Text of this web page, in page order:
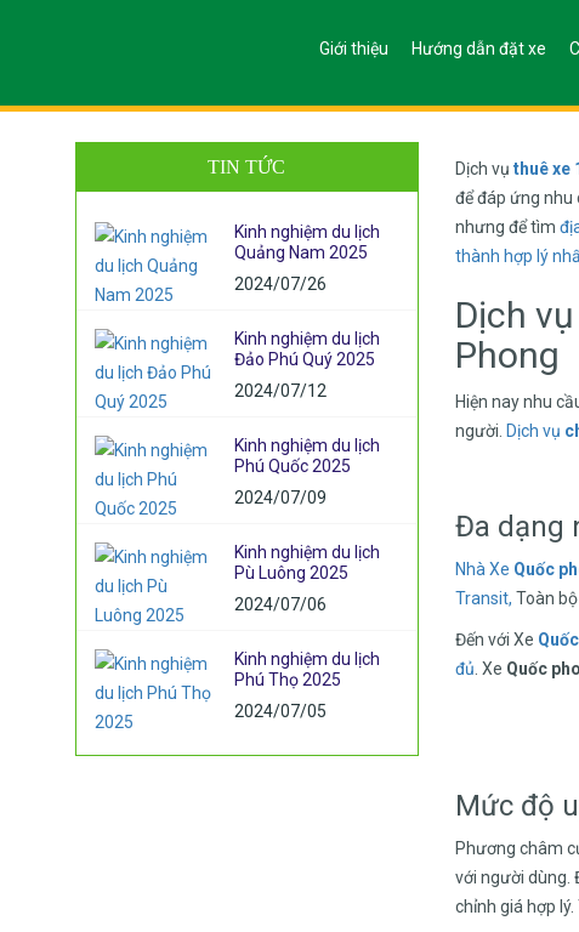
Giới thiệu Hướng dẫn đặt xe
TIN TỨC
Kinh nghiệm du lịch
Quảng Nam 2025
2024/07/26
Kinh nghiệm du lịch
Đảo Phú Quý 2025
2024/07/12
Kinh nghiệm du lịch
Phú Quốc 2025
2024/07/09
Kinh nghiệm du lịch
Pù Luông 2025
2024/07/06
Kinh nghiệm du lịch
Phú Thọ 2025
2024/07/05
Dịch vụ thuê xe
để đáp ứng nhu
nhưng để tìm
thành hợp lý
Dịch
Phong
Hiện nay nhu
người. Dịch vụ
Đa dạng
Nhà Xe Quốc
Transit, Toàn
Đến với Xe
đủ . Xe Quốc
Mức độ
Phương châm
với người dùng.
chỉnh giá hợp